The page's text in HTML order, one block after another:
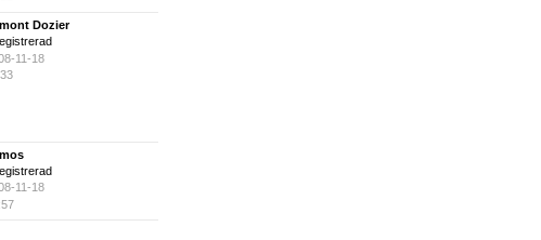
Dozier
11-18
11-18